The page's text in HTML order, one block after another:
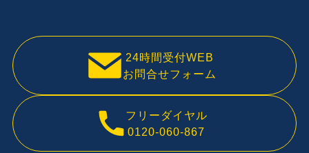
24時間受付WEB
お問合せフォーム
フリーダイヤル
0120-060-867